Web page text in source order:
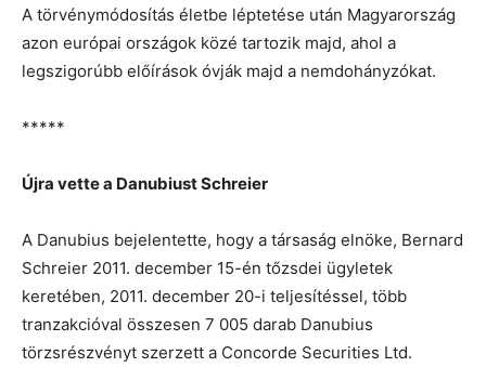
A törvénymódosítás életbe léptetése után Magyarország
azon európai országok közé tartozik majd, ahol a
legszigorúbb előírások óvják majd a nemdohányzókat.
*****
Újra vette a Danubiust Schreier
A Danubius bejelentette, hogy a társaság elnöke, Bernard
Schreier 2011. december 15-én tőzsdei ügyletek
keretében, 2011. december 20-i teljesítéssel, több
tranzakcióval összesen 7 005 darab Danubius
törzsrészvényt szerzett a Concorde Securities Ltd.